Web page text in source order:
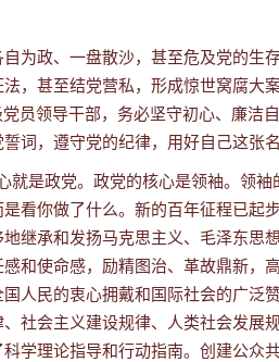
为政、一盘散沙，甚至危及党的
，甚至结党营私，形成惊世窝腐大
员领导干部，务必坚守初心、廉
词，遵守党的纪律，用好自己这张
就是政党。政党的核心是领袖。领
看你做了什么。新的百年征程已
继承和发扬马克思主义、毛泽东
和使命感，励精图治、革故鼎新
人民的衷心拥戴和国际社会的广
社会主义建设规律、人类社会发
学理论指导和行动指南。创建公